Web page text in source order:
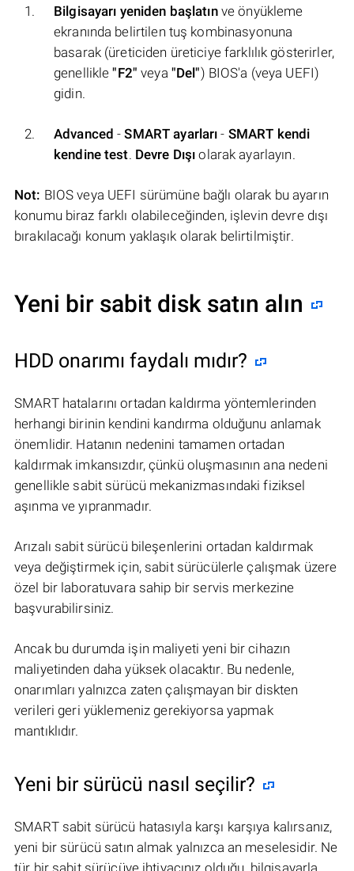
Bilgisayarı yeniden başlatınve önyükleme
ekranında belirtilen tuş kombinasyonuna
basarak (üreticiden üreticiye farklılık gösterirler,
genellikle"F2" veya "Del") BIOS'a (veya UEFI)
gidin.
Advanced -SMART ayarları - SMART kendi
kendine test. Devre Dışı olarak ayarlayın.
Not: BIOS veya UEFI sürümüne bağlı olarak bu ayarın
konumu biraz farklı olabileceğinden, işlevin devre dışı
bırakılacağı konum yaklaşık olarak belirtilmiştir.
Yeni bir sabit disk satın alın
HDD onarımı faydalı mıdır?
SMART hatalarını ortadan kaldırma yöntemlerinden
herhangi birinin kendini kandırma olduğunu anlamak
önemlidir. Hatanın nedenini tamamen ortadan
kaldırmak imkansızdır, çünkü oluşmasının ana nedeni
genellikle sabit sürücü mekanizmasındaki fiziksel
aşınma ve yıpranmadır.
Arızalı sabit sürücü bileşenlerini ortadan kaldırmak
veya değiştirmek için, sabit sürücülerle çalışmak üzere
özel bir laboratuvara sahip bir servis merkezine
başvurabilirsiniz.
Ancak bu durumda işin maliyeti yeni bir cihazın
maliyetinden daha yüksek olacaktır. Bu nedenle,
onarımları yalnızca zaten çalışmayan bir diskten
verileri geri yüklemeniz gerekiyorsa yapmak
mantıklıdır.
Yeni bir sürücü nasıl seçilir?
SMART sabit sürücü hatasıyla karşı karşıya kalırsanız,
yeni bir sürücü satın almak yalnızca an meselesidir. Ne